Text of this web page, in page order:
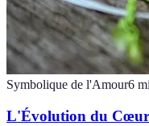
Symbolique de l'Amour6
L'Évolution du Cœur